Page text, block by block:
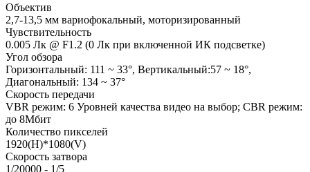
Объектив
2,7-13,5 мм вариофокальный, моторизированный
Чувствительность
0.005 Лк @ F1.2 (0 Лк при включенной ИК подсветке)
Угол обзора
Горизонтальный: 111 ~ 33°, Вертикальный:57 ~ 18°,
Диагональный: 134 ~ 37°
Скорость передачи
VBR режим: 6 Уровней качества видео на выбор; CBR режим:
до 8Мбит
Количество пикселей
1920(H)*1080(V)
Скорость затвора
1/20000 - 1/5